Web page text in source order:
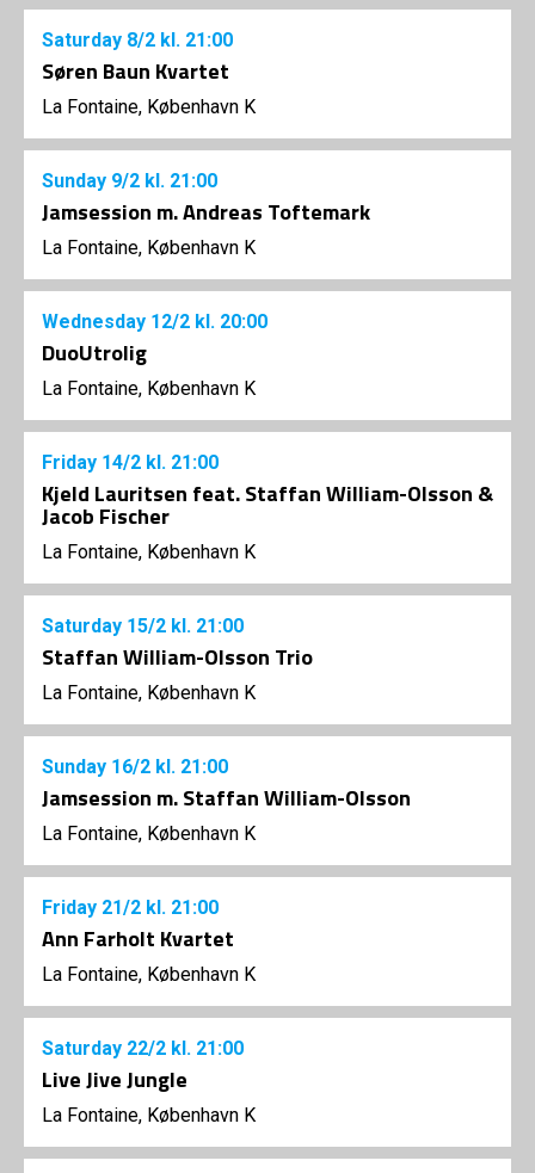
Saturday 8/2 kl. 21:00
Søren Baun Kvartet
La Fontaine, København K
Sunday 9/2 kl. 21:00
Jamsession m. Andreas Toftemark
La Fontaine, København K
Wednesday 12/2 kl. 20:00
DuoUtrolig
La Fontaine, København K
Friday 14/2 kl. 21:00
Kjeld Lauritsen feat. Staffan William-Olsson &
Jacob Fischer
La Fontaine, København K
Saturday 15/2 kl. 21:00
Staffan William-Olsson Trio
La Fontaine, København K
Sunday 16/2 kl. 21:00
Jamsession m. Staffan William-Olsson
La Fontaine, København K
Friday 21/2 kl. 21:00
Ann Farholt Kvartet
La Fontaine, København K
Saturday 22/2 kl. 21:00
Live Jive Jungle
La Fontaine, København K